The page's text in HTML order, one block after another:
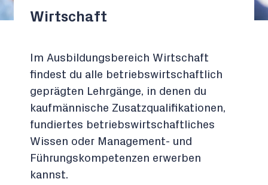
Wirtschaft
Im Ausbildungsbereich Wirtschaft
findest du alle betriebswirtschaftlich
geprägten Lehrgänge, in denen du
kaufmännische Zusatzqualifikationen,
fundiertes betriebswirtschaftliches
Wissen oder Management- und
Führungskompetenzen erwerben
kannst.